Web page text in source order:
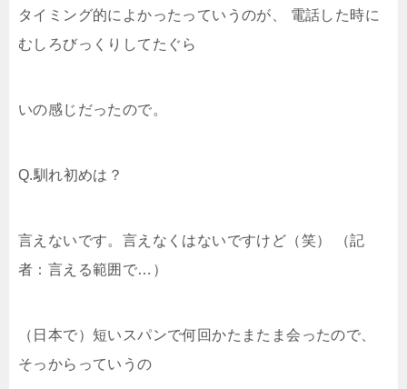
タイミング的によかったっていうのが、 電話した時に
むしろびっくりしてたぐら
いの感じだったので。
Q.馴れ初めは？
言えないです。言えなくはないですけど（笑） （記
者：言える範囲で…）
（日本で）短いスパンで何回かたまたま会ったので、
そっからっていうの